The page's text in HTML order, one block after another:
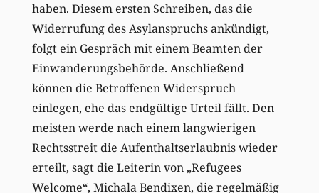
haben. Diesem ersten Schreiben, das die
Widerrufung des Asylanspruchs ankündigt,
folgt ein Gespräch mit einem Beamten der
Einwanderungsbehörde. Anschließend
können die Betroffenen Widerspruch
einlegen, ehe das endgültige Urteil fällt. Den
meisten werde nach einem langwierigen
Rechtsstreit die Aufenthaltserlaubnis wieder
erteilt, sagt die Leiterin von „Refugees
Welcome“, Michala Bendixen, die regelmäßig